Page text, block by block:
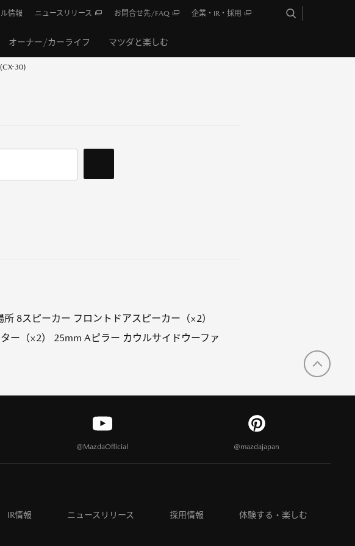
オーナー/カーライフ マツダと楽しむ
情報 ニュースリリース お問合せ先/FAQ 企業・IR・採用
30)
8スピーカー フロントドアスピーカー（×2）
ー（×2） 25mm Aピラー カウルサイドウーファ
@MazdaOfficial @mazdajapan
IR情報 ニュースリリース 採用情報 体験する・楽しむ